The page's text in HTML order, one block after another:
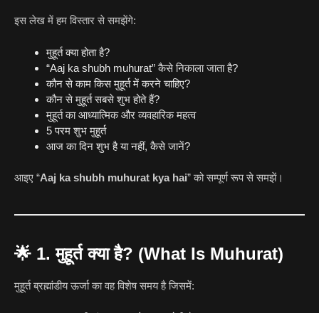
इस लेख में हम विस्तार से समझेंगे:
मुहूर्त क्या होता है?
“Aaj ka shubh muhurat” कैसे निकाला जाता है?
कौन से काम किस मुहूर्त में करने चाहिए?
कौन से मुहूर्त सबसे शुभ होते हैं?
मुहूर्त का आध्यात्मिक और व्यवहारिक महत्व
5 परम शुभ मुहूर्त
आज का दिन शुभ है या नहीं, कैसे जानें?
आइए “Aaj ka shubh muhurat kya hai” को सम्पूर्ण रूप से समझें।
🌟 1. मुहूर्त क्या है? (What Is Muhurat)
मुहूर्त ब्रह्मांडीय ऊर्जा का वह विशेष समय है जिसमें: